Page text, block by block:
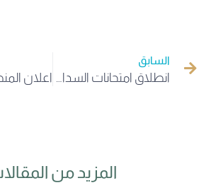
السابق
انطلاق امتحانات السداسي الأول بجامعة الوادي
المزيد من